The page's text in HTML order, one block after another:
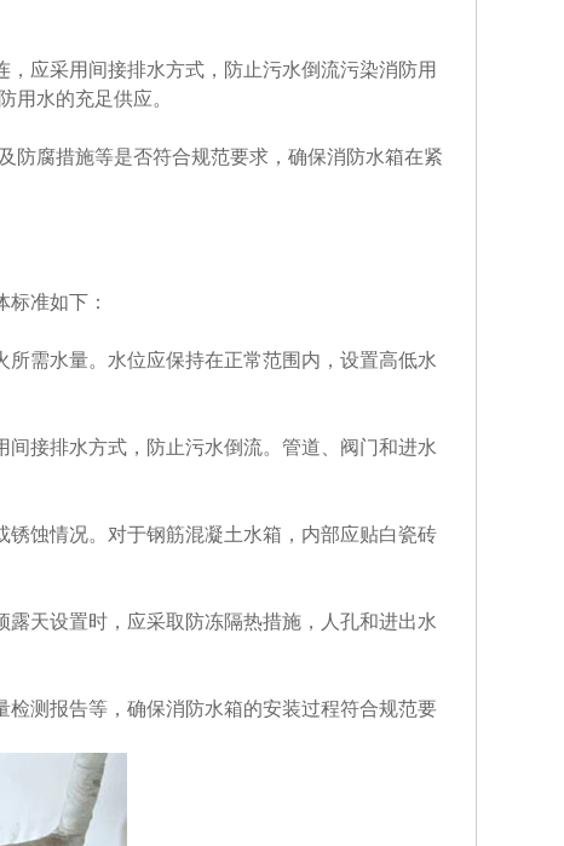
应采用间接排水方式，防止污水倒流污染消防用
用水的充足供应。
防腐措施等是否符合规范要求，确保消防水箱在紧
准如下：
需水量。水位应保持在正常范围内，设置高低水
接排水方式，防止污水倒流。管道、阀门和进水
蚀情况。对于钢筋混凝土水箱，内部应贴白瓷砖
天设置时，应采取防冻隔热措施，人孔和进出水
测报告等，确保消防水箱的安装过程符合规范要